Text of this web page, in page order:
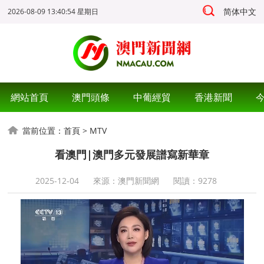
2026-08-09 13:40:54 星期日 简体中文
網站首頁 澳門頭條 中葡經貿 香港新聞
當前位置：首頁 > MTV
看澳門|澳門多元發展譜寫新華章
2025-12-04 來源：澳門新聞網 閱讀： 9278